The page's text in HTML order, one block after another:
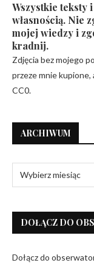
Wszystkie teksty
własnością. Nie
mojej wiedzy i
kradnij.
Zdjęcia bez mojego
przeze mnie
CC0.
ARCHIWUM
DOŁĄCZ DO
Dołącz do